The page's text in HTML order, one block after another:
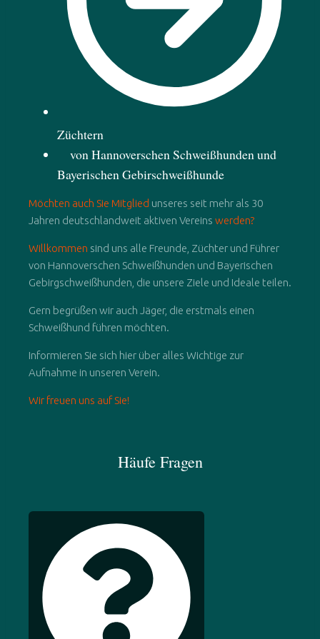
Züchtern
von Hannoverschen Schweißhunden und
Bayerischen Gebirschweißhunde
Möchten auch Sie Mitglied unseres seit mehr als 30
Jahren deutschlandweit aktiven Vereins werden?
Willkommen sind uns alle Freunde, Züchter und Führer
von Hannoverschen Schweißhunden und Bayerischen
Gebirgschweißhunden, die unsere Ziele und Ideale teilen.
Gern begrüßen wir auch Jäger, die erstmals einen
Schweißhund führen möchten.
Informieren Sie sich hier über alles Wichtige zur
Aufnahme in unseren Verein.
Wir freuen uns auf Sie!
Häufe Fragen